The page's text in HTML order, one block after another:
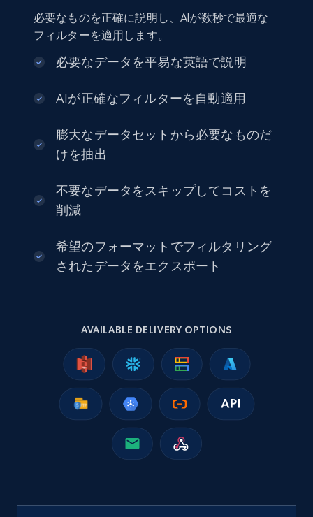
Business 人気 強化された
Linkedin job listings information
Company id, Job location, Job summary, Job
seniority level, and more.
Business
Google Maps full information
Place id, URL, Country, Name, Category,
Address, Description, Business details, and
more.
必要なものを正確に説明し、AIが数秒で最適な
フィルターを適用します。
必要なデータを平易な英語で説明
AIが正確なフィルターを自動適用
膨大なデータセットから必要なものだ
けを抽出
不要なデータをスキップしてコストを
削減
希望のフォーマットでフィルタリング
されたデータをエクスポート
AVAILABLE DELIVERY OPTIONS